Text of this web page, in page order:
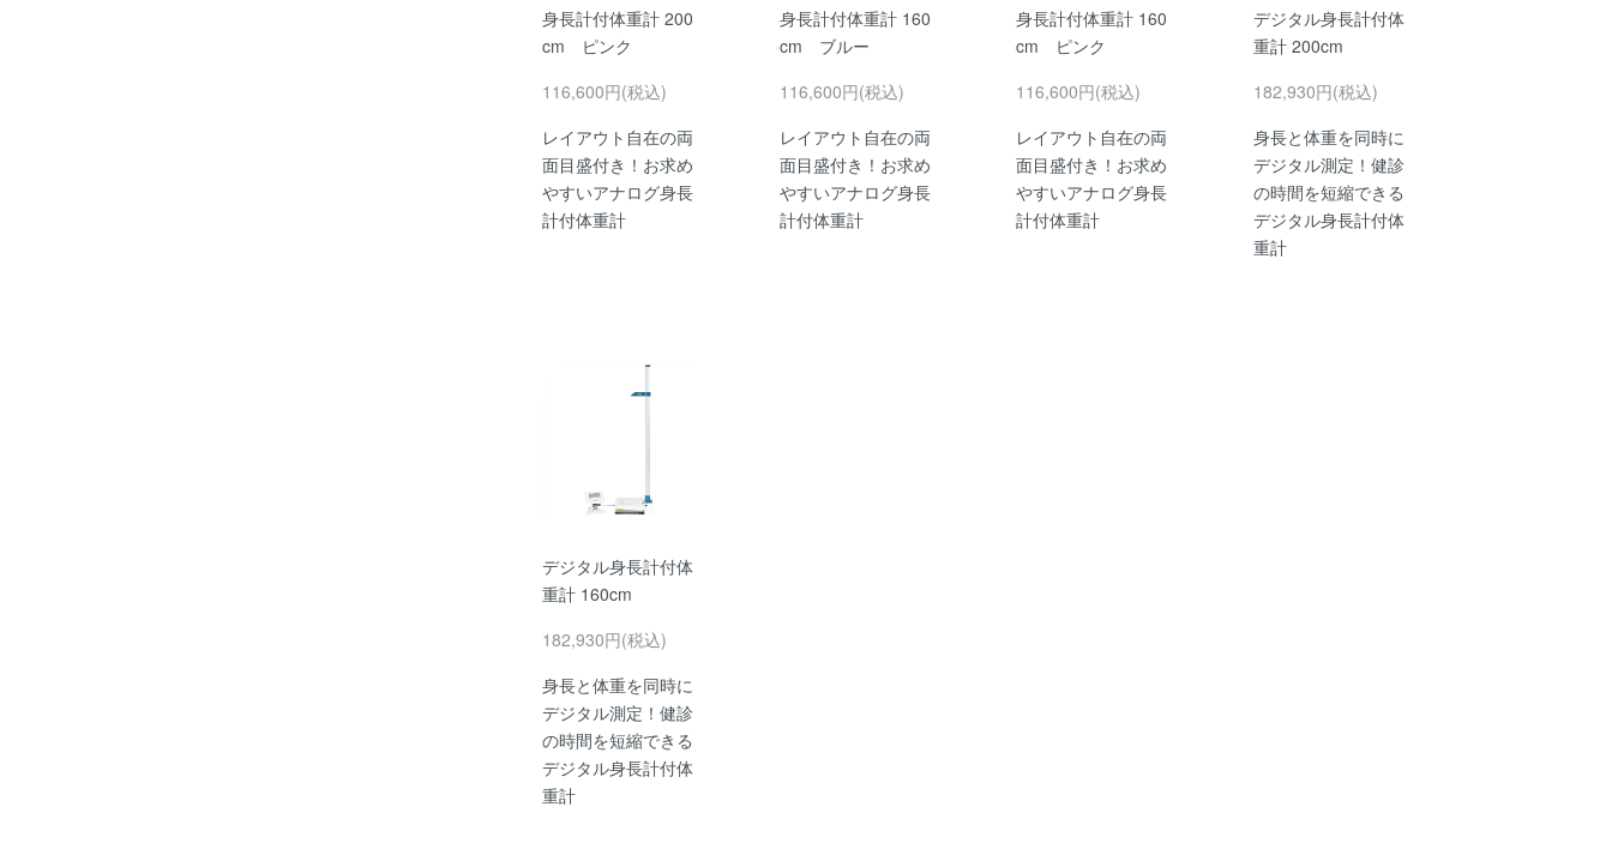
身長計付体重計 200
cm ピンク
116,600円(税込)
レイアウト自在の両
面目盛付き！お求め
やすいアナログ身長
計付体重計
身長計付体重計 160
cm ブルー
116,600円(税込)
レイアウト自在の両
面目盛付き！お求め
やすいアナログ身長
計付体重計
身長計付体重計 160
cm ピンク
116,600円(税込)
レイアウト自在の両
面目盛付き！お求め
やすいアナログ身長
計付体重計
デジタル身長計付体
重計 200cm
182,930円(税込)
身長と体重を同時に
デジタル測定！健診
の時間を短縮できる
デジタル身長計付体
重計
デジタル身長計付体
重計 160cm
182,930円(税込)
身長と体重を同時に
デジタル測定！健診
の時間を短縮できる
デジタル身長計付体
重計